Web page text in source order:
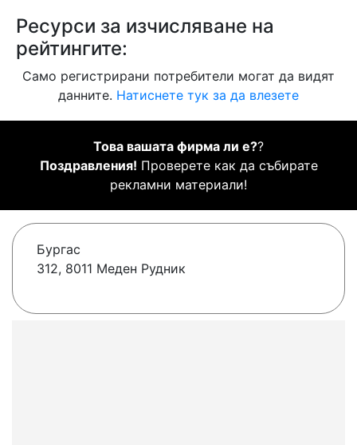
Ресурси за изчисляване на
рейтингите:
Само регистрирани потребители могат да видят
данните. Натиснете тук за да влезете
Това вашата фирма ли е??
Поздравления! Проверете как да събирате
рекламни материали!
Бургас
312, 8011 Меден Рудник